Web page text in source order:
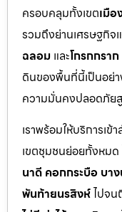
ครอบคลุมทั้งเขตเมื
รวมถึงย่านเศรษฐกิจ
ฉลอม และโกรกกราก
ดินของพื้นที่นี้เป็นอย่า
ความมั่นคงปลอดภัย
เราพร้อมให้บริการเข้
เขตชุมชนย่อยทั้งหมด
นาดี คอกกระบือ บา
พันท้ายนรสิงห์ไปจ